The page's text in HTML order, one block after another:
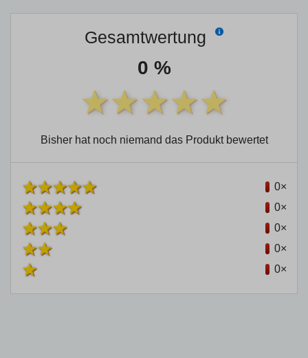
Gesamtwertung
0 %
Bisher hat noch niemand das Produkt bewertet
0×
0×
0×
0×
0×